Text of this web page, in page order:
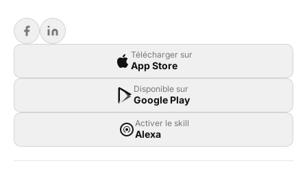
Télécharger sur
App Store
Disponible sur
Google Play
Activer le skill
Alexa